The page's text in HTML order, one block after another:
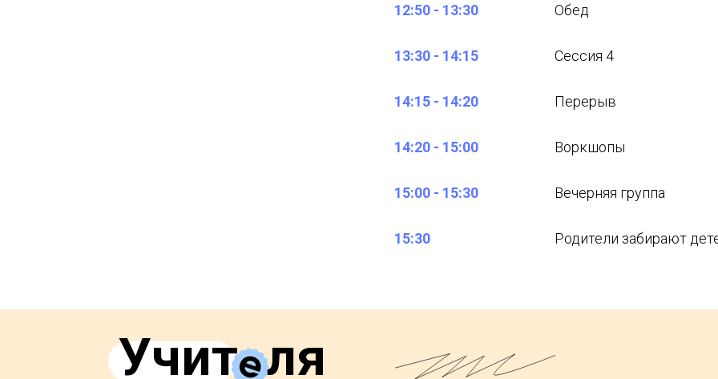
12:50 - 13:30 Обед
13:30 - 14:15 Сессия 4
14:15 - 14:20 Перерыв
14:20 - 15:00 Воркшопы
15:00 - 15:30 Вечерняя группа
15:30 Родители забирают
Учителя